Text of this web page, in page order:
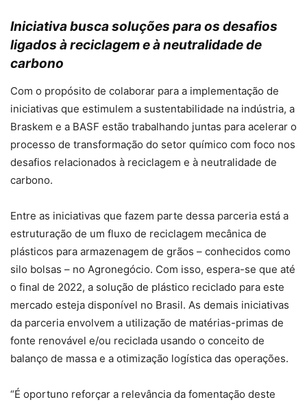
Iniciativa busca soluções para os desafios
ligados à reciclagem e à neutralidade de
carbono
Com o propósito de colaborar para a implementação de
iniciativas que estimulem a sustentabilidade na indústria, a
Braskem e a BASF estão trabalhando juntas para acelerar o
processo de transformação do setor químico com foco nos
desafios relacionados à reciclagem e à neutralidade de
carbono.
Entre as iniciativas que fazem parte dessa parceria está a
estruturação de um fluxo de reciclagem mecânica de
plásticos para armazenagem de grãos – conhecidos como
silo bolsas – no Agronegócio. Com isso, espera-se que até
o final de 2022, a solução de plástico reciclado para este
mercado esteja disponível no Brasil. As demais iniciativas
da parceria envolvem a utilização de matérias-primas de
fonte renovável e/ou reciclada usando o conceito de
balanço de massa e a otimização logística das operações.
“É oportuno reforçar a relevância da fomentação deste